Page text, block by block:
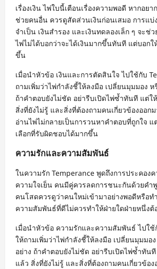
เรื่องเงิน ไพ่ใบนี้เตือนเรื่องความพอดี หากอย
ช่วยคนอื่น ควรดูสัดส่วนเงินก่อนเสมอ การแบ่
จำเป็น เงินสำรอง และเงินทดลองเล็ก ๆ จะ
ไพ่ไม่ได้บอกว่าจะได้เงินมากขึ้นทันที แต่บอกใ
ขึ้น
เมื่อนำหัวข้อ เงินและการตัดสินใจ ไปใช้กับ
ถามเพิ่มว่าไพ่กำลังชี้ให้ลงมือ เปลี่ยนมุมมอง ห
ถ้าคำตอบยังไม่ชัด อย่ารีบเปิดไพ่ซ้ำทันที แต่ใ
สิ่งที่ยังไม่รู้ และสิ่งที่ต้องถามคนเกี่ยวข้องออก
อ่านไพ่ไม่กลายเป็นการวนหาคำตอบที่ถูกใจ แ
เลือกที่รับผิดชอบได้มากขึ้น
ความรักและความสัมพันธ์
ในความรัก Temperance พูดถึงการประคอง
ความใจเย็น คนมีคู่ควรลดการชนะกันด้วยคำ
คนโสดควรดูว่าคนใหม่เข้ามาอย่างพอดีหรือท
ความสัมพันธ์ที่ดีไม่ควรทำให้ฝ่ายใดฝ่ายหนึ่งต้
เมื่อนำหัวข้อ ความรักและความสัมพันธ์ ไปใช้
ให้ถามเพิ่มว่าไพ่กำลังชี้ให้ลงมือ เปลี่ยนมุมมอ
อย่าง ถ้าคำตอบยังไม่ชัด อย่ารีบเปิดไพ่ซ้ำทัน
แล้ว สิ่งที่ยังไม่รู้ และสิ่งที่ต้องถามคนเกี่ยวข้อ